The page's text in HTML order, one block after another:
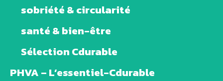
sobriété & circularité
santé & bien-être
Sélection Cdurable
PHVA – L’essentiel-Cdurable